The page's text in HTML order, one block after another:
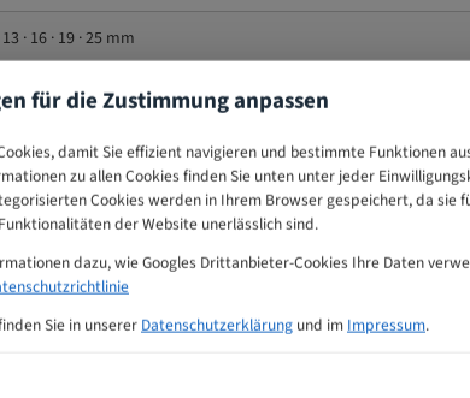
13 · 16 · 19 · 25 mm
· 0,80 mm
· 10 · 14 ZpZ
Kohlenstoffstahl – Flexback
maximale Standzeit
für die Zustimmung anpassen
damit Sie effizient navigieren und bestimmte Funktionen
zu allen Cookies finden Sie unten unter jeder
Cookies werden in Ihrem Browser gespeichert, da sie
der Website unerlässlich sind.
dazu, wie Googles Drittanbieter-Cookies Ihre Daten
Sie in unserer Datenschutzerklärung und im Impressum.